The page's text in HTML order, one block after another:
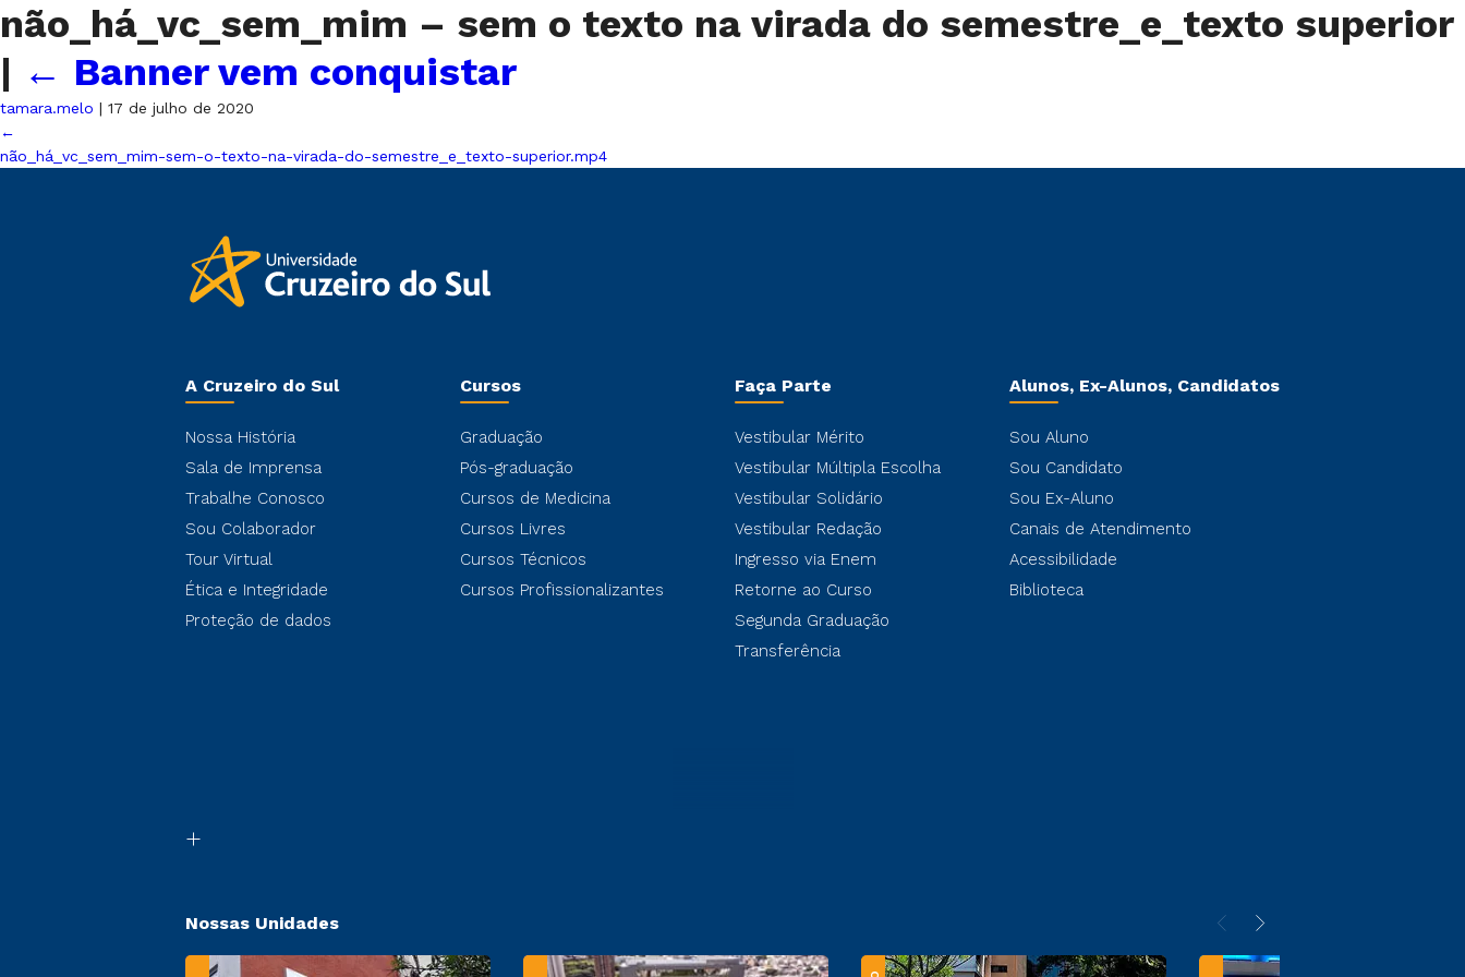
não_há_vc_sem_mim – sem o texto na virada do semestre_e_texto superior
| ← Banner vem conquistar
tamara.melo | 17 de julho de 2020
←
não_há_vc_sem_mim-sem-o-texto-na-virada-do-semestre_e_texto-superior.mp4
A Cruzeiro do Sul
Nossa História
Sala de Imprensa
Trabalhe Conosco
Sou Colaborador
Tour Virtual
Ética e Integridade
Proteção de dados
Cursos
Graduação
Pós-graduação
Cursos de Medicina
Cursos Livres
Cursos Técnicos
Cursos Profissionalizantes
Faça Parte
Vestibular Mérito
Vestibular Múltipla Escolha
Vestibular Solidário
Vestibular Redação
Ingresso via Enem
Retorne ao Curso
Segunda Graduação
Transferência
Alunos, Ex-Alunos, Candidatos
Sou Aluno
Sou Candidato
Sou Ex-Aluno
Canais de Atendimento
Acessibilidade
Biblioteca
Nossas Unidades